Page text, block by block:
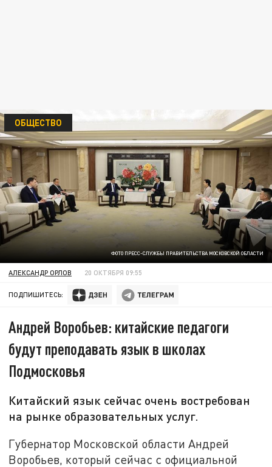
ФОТО ПРЕСС-СЛУЖБЫ ПРАВИТЕЛЬСТВА МОСКОВСКОЙ ОБЛАСТИ
ОБЩЕСТВО
АЛЕКСАНДР ОРЛОВ 20 ОКТЯБРЯ 09:55
ПОДПИШИТЕСЬ:
Андрей Воробьев: китайские педагоги
будут преподавать язык в школах
Подмосковья
Китайский язык сейчас очень востребован
на рынке образовательных услуг.
Губернатор Московской области Андрей
Воробьев, который сейчас с официальной